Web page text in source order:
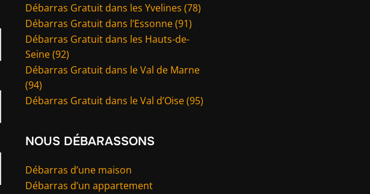
Débarras Gratuit dans les Yvelines (78)
Débarras Gratuit dans l’Essonne (91)
Débarras Gratuit dans les Hauts-de-
Seine (92)
Débarras Gratuit dans le Val de Marne
(94)
Débarras Gratuit dans le Val d’Oise (95)
NOUS DÉBARASSONS
Débarras d’une maison
Débarras d’un appartement